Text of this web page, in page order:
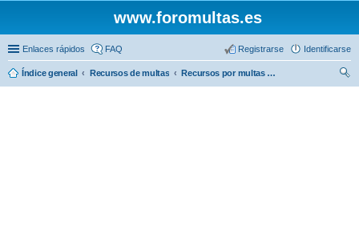
www.foromultas.es
Enlaces rápidos FAQ Identificarse
Registrarse
Índice general Recursos de multas
Recursos por multas de estacionamiento